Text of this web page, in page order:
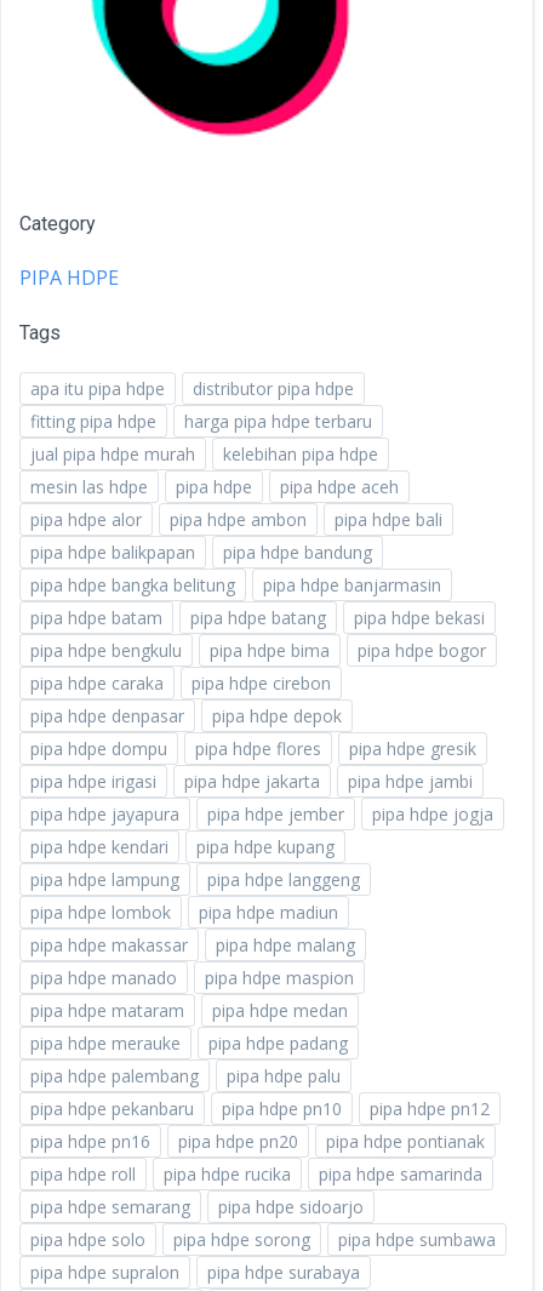
Category
PIPA HDPE
Tags
apa itu pipa hdpe
distributor pipa hdpe
fitting pipa hdpe
harga pipa hdpe terbaru
jual pipa hdpe murah
kelebihan pipa hdpe
mesin las hdpe
pipa hdpe
pipa hdpe aceh
pipa hdpe alor
pipa hdpe ambon
pipa hdpe bali
pipa hdpe balikpapan
pipa hdpe bandung
pipa hdpe bangka belitung
pipa hdpe banjarmasin
pipa hdpe batam
pipa hdpe batang
pipa hdpe bekasi
pipa hdpe bengkulu
pipa hdpe bima
pipa hdpe bogor
pipa hdpe caraka
pipa hdpe cirebon
pipa hdpe denpasar
pipa hdpe depok
pipa hdpe dompu
pipa hdpe flores
pipa hdpe gresik
pipa hdpe irigasi
pipa hdpe jakarta
pipa hdpe jambi
pipa hdpe jayapura
pipa hdpe jember
pipa hdpe jogja
pipa hdpe kendari
pipa hdpe kupang
pipa hdpe lampung
pipa hdpe langgeng
pipa hdpe lombok
pipa hdpe madiun
pipa hdpe makassar
pipa hdpe malang
pipa hdpe manado
pipa hdpe maspion
pipa hdpe mataram
pipa hdpe medan
pipa hdpe merauke
pipa hdpe padang
pipa hdpe palembang
pipa hdpe palu
pipa hdpe pekanbaru
pipa hdpe pn10
pipa hdpe pn12
pipa hdpe pn16
pipa hdpe pn20
pipa hdpe pontianak
pipa hdpe roll
pipa hdpe rucika
pipa hdpe samarinda
pipa hdpe semarang
pipa hdpe sidoarjo
pipa hdpe solo
pipa hdpe sorong
pipa hdpe sumbawa
pipa hdpe supralon
pipa hdpe surabaya